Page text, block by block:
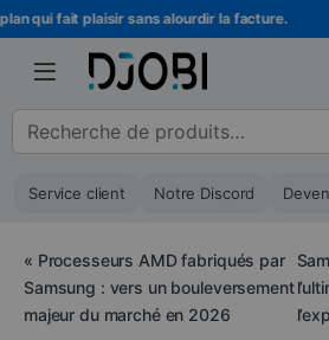
Skip to navigation
Skip to content
qui fait plaisir sans alourdir la facture.
Recherche pour :
Service client Notre Discord
« Processeurs AMD fabriqués par
Samsung : vers un bouleversement
majeur du marché en 2026